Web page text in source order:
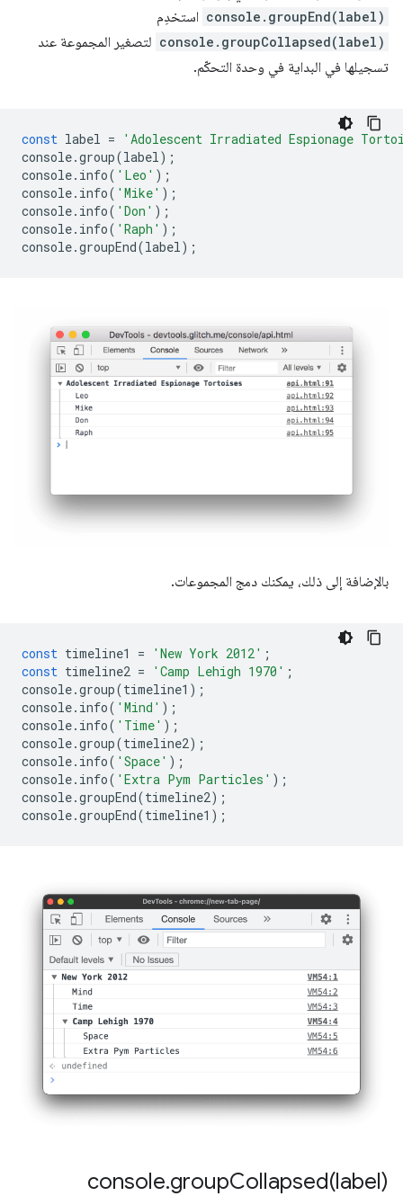
console.groupEnd(label) استخدِم
console.groupCollapsed(label) لتصغير المجموعة عند
تسجيلها في البداية في وحدة التحكّم.
const label =
'Adolescent Irradiated Espionage
console.group(label);
console. info( 'Leo' );
console. info( 'Mike' );
console. info( 'Don' );
console. info( 'Raph' );
console.groupEnd(label);
بالإضافة إلى ذلك، يمكنك دمج المجموعات.
const timeline1 = 'New York 2012' ;
const timeline2 = 'Camp Lehigh 1970' ;
console.group(timeline1 );
console. info( 'Mind' );
console. info( 'Time' );
console.group(timeline2);
console. info( 'Space' );
console. info( 'Extra Pym Particles' );
console.groupEnd(timeline2);
console.groupEnd(timeline1 );
console.groupCollapsed(label)